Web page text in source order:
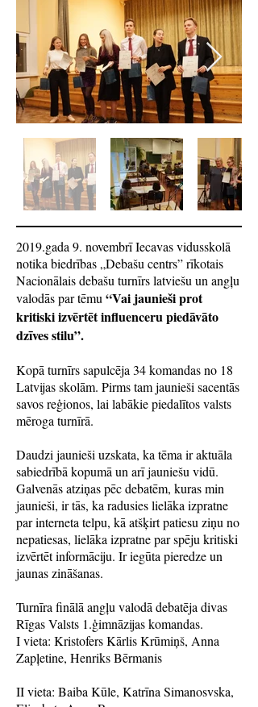
2019.gada 9. novembrī Iecavas vidusskolā
notika biedrības „Debašu centrs” rīkotais
Nacionālais debašu turnīrs latviešu un angļu
valodās par tēmu “Vai jaunieši prot
kritiski izvērtēt influenceru piedāvāto
dzīves stilu”.
Kopā turnīrs sapulcēja 34 komandas no 18
Latvijas skolām. Pirms tam jaunieši sacentās
savos reģionos, lai labākie piedalītos valsts
mēroga turnīrā.
Daudzi jaunieši uzskata, ka tēma ir aktuāla
sabiedrībā kopumā un arī jauniešu vidū.
Galvenās atziņas pēc debatēm, kuras min
jaunieši, ir tās, ka radusies lielāka izpratne
par interneta telpu, kā atšķirt patiesu ziņu no
nepatiesas, lielāka izpratne par spēju kritiski
izvērtēt informāciju. Ir iegūta pieredze un
jaunas zināšanas.
Turnīra finālā angļu valodā debatēja divas
Rīgas Valsts 1.ģimnāzijas komandas.
I vieta: Kristofers Kārlis Krūmiņš, Anna
Zapļetine, Henriks Bērmanis
II vieta: Baiba Kūle, Katrīna Simanosvska,